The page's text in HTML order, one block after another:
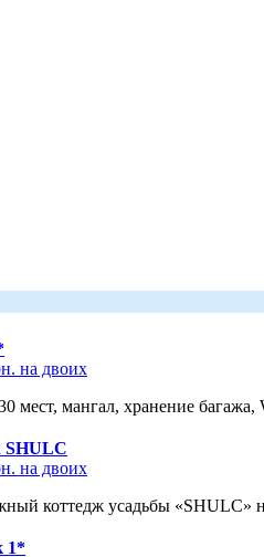
на двоих
мест, мангал, хранение
SHULC
на двоих
коттедж усадьбы «SHULC»
1*